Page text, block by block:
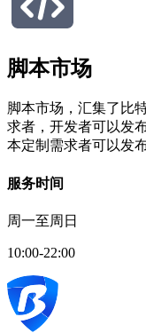
脚本市场
脚本市场，汇集了比
求者，开发者可以发
本定制需求者可以发
服务时间
周一至周日
10:00-22:00